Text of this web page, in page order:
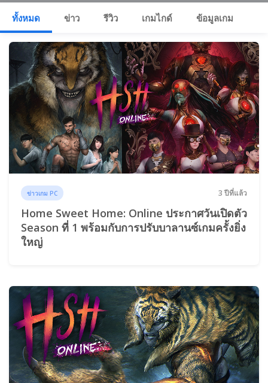
ทั้งหมด ข่าว รีวิว เกมไกด์ ข้อมูลเกม
ข่าวเกม PC 3 ปีที่แล้ว
Home Sweet Home: Online ประกาศวันเปิดตัว
Season ที่ 1 พร้อมกับการปรับบาลานซ์เกมครั้งยิ่ง
ใหญ่